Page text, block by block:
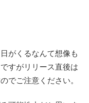
がくるなんて想像も
すがリリース直後は
でご注意ください。